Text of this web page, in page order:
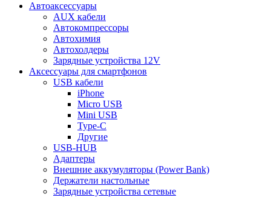
Автоаксессуары
AUX кабели
Автокомпрессоры
Автохимия
Автохолдеры
Зарядные устройства 12V
Аксессуары для смартфонов
USB кабели
iPhone
Micro USB
Mini USB
Type-C
Другие
USB-HUB
Адаптеры
Внешние аккумуляторы (Power Bank)
Держатели настольные
Зарядные устройства сетевые